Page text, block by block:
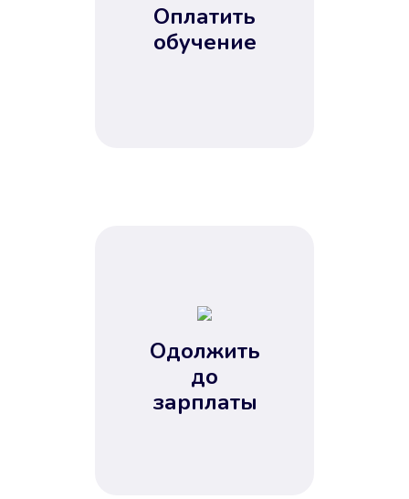
Оплатить
обучение
Одолжить
до
зарплаты